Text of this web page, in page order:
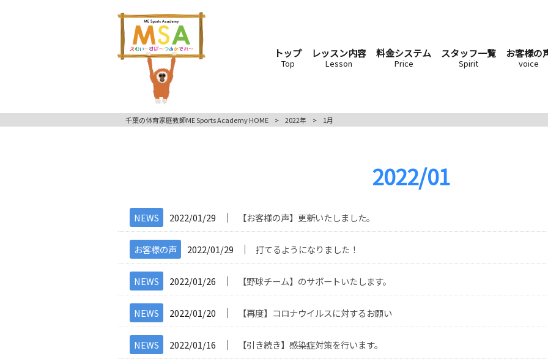
トップ
Top
レッスン内容
Lesson
料金システム
Price
スタッフ一覧
Spirit
お客様の
voice
千葉の体育家庭教師ME Sports Academy HOME > 2022年 > 1月
2022/01
NEWS 2022/01/29 │ 【お客様の声】更新いたしました。
お客様の声 2022/01/29 │ 打てるようになりました！
NEWS 2022/01/26 │ 【野球チーム】のサポートいたします。
NEWS 2022/01/20 │ 【再度】コロナウイルスに対するお願い
NEWS 2022/01/16 │ 【引き続き】感染症対策を行います。